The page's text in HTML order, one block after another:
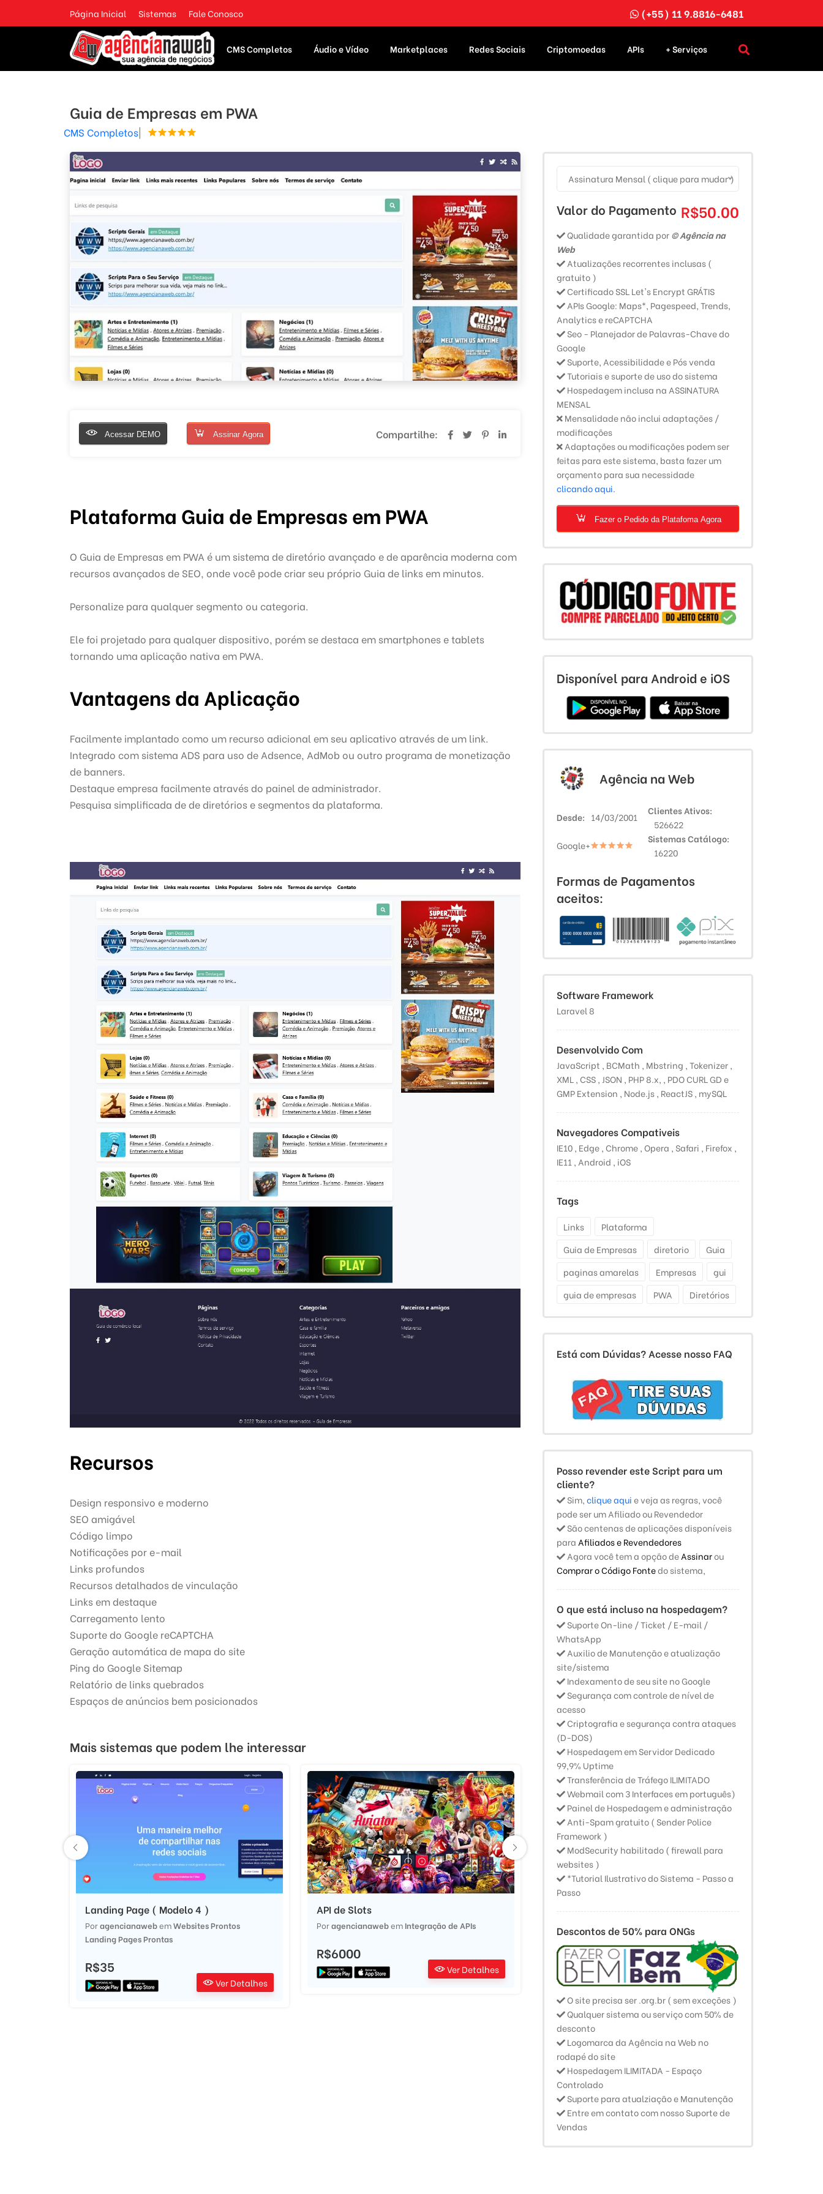
Página Inicial Sistemas Fale Conosco (+55) 11 9.8816-6481
CMS Completos Áudio e Vídeo Marketplaces Redes Sociais Criptomoedas APIs + Serviços
Guia de Empresas em PWA
CMS Completos|
Acessar DEMO Assinar Agora Compartilhe:
Plataforma Guia de Empresas em PWA
O Guia de Empresas em PWA é um sistema de diretório avançado e de aparência moderna com
recursos avançados de SEO, onde você pode criar seu próprio Guia de links em minutos.
Personalize para qualquer segmento ou categoria.
Ele foi projetado para qualquer dispositivo, porém se destaca em smartphones e tablets
tornando uma aplicação nativa em PWA.
Vantagens da Aplicação
Facilmente implantado como um recurso adicional em seu aplicativo através de um link.
Integrado com sistema ADS para uso de Adsence, AdMob ou outro programa de monetização
de banners.
Destaque empresa facilmente através do painel de administrador.
Pesquisa simplificada de de diretórios e segmentos da plataforma.
Recursos
Design responsivo e moderno
SEO amigável
Código limpo
Notificações por e-mail
Links profundos
Recursos detalhados de vinculação
Links em destaque
Carregamento lento
Suporte do Google reCAPTCHA
Geração automática de mapa do site
Ping do Google Sitemap
Relatório de links quebrados
Espaços de anúncios bem posicionados
Mais sistemas que podem lhe interessar
Landing Page ( Modelo 4 )
PoragencianawebemWebsites Prontos
Landing Pages Prontas
R$35
Ver Detalhes
API de Slots
Poragencianawebem Integração de APIs
R$6000
Ver Detalhes
Banco Intermediário - Completo
R$500
Ver Detalhes
Assinatura Mensal ( clique para mudar )
Valor do Pagamento R$50.00
Qualidade garantida por© Agência na
Web
Atualizações recorrentes inclusas (
gratuito )
Certificado SSL Let's Encrypt GRÁTIS
APIs Google: Maps*, Pagespeed, Trends,
Analytics e reCAPTCHA
Seo - Planejador de Palavras-Chave do
Google
Suporte, Acessibilidade e Pós venda
Tutoriais e suporte de uso do sistema
Hospedagem inclusa na ASSINATURA
MENSAL
Mensalidade não inclui adaptações /
modificações
Adaptações ou modificações podem ser
feitas para este sistema, basta fazer um
orçamento para sua necessidade
clicando aqui.
Fazer o Pedido da Platafoma Agora
Disponível para Android e iOS
Agência na Web
Desde 14/03/2001
Clientes Ativos
526622
Google+
Sistemas Catálogo
16220
Formas de Pagamentos
aceitos:
Software Framework
Laravel 8
Desenvolvido Com
JavaScript , BCMath , Mbstring , Tokenizer ,
XML , CSS , JSON , PHP 8.x, , PDO CURL GD e
GMP Extension , Node.js , ReactJS , mySQL
Navegadores Compativeis
IE10 , Edge , Chrome , Opera , Safari , Firefox ,
IE11 , Android , iOS
Tags
Links
Plataforma
Guia de Empresas
diretorio
Guia
paginas amarelas
Empresas
gui
guia de empresas
PWA Diretórios
Está com Dúvidas? Acesse nosso FAQ
Posso revender este Script para um
cliente?
Sim,clique aquie veja as regras, você
pode ser um Afiliado ou Revendedor
São centenas de aplicações disponíveis
para Afiliados e Revendedores
Agora você tem a opção deAssinarou
Comprar o Código Fontedo sistema,
O que está incluso na hospedagem?
Suporte On-line / Ticket / E-mail /
WhatsApp
Auxilio de Manutenção e atualização
site/sistema
Indexamento de seu site no Google
Segurança com controle de nível de
acesso
Criptografia e segurança contra ataques
(D-DOS)
Hospedagem em Servidor Dedicado
99,9% Uptime
Transferência de Tráfego ILIMITADO
Webmail com 3 Interfaces em português)
Painel de Hospedagem e administração
Anti-Spam gratuito ( Sender Police
Framework )
ModSecurity habilitado ( firewall para
websites )
*Tutorial Ilustrativo do Sistema - Passo a
Passo
Descontos de 50% para ONGs
O site precisa ser .org.br ( sem exceções )
Qualquer sistema ou serviço com 50% de
desconto
Logomarca da Agência na Web no
rodapé do site
Hospedagem ILIMITADA - Espaço
Controlado
Suporte para atualziação e Manutenção
Entre em contato com nosso Suporte de
Vendas